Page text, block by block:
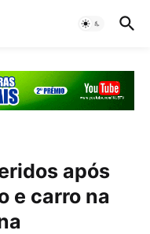
após
e carro na